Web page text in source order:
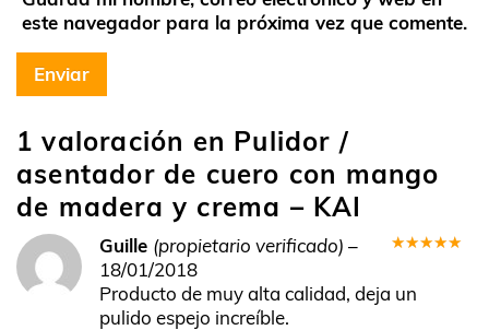
1 valoración en Pulidor /
asentador de cuero con mango
de madera y crema – KAI
Guille (propietario verificado) –
18/01/2018
Producto de muy alta calidad, deja un
pulido espejo increíble.
este navegador para la próxima vez que comente.